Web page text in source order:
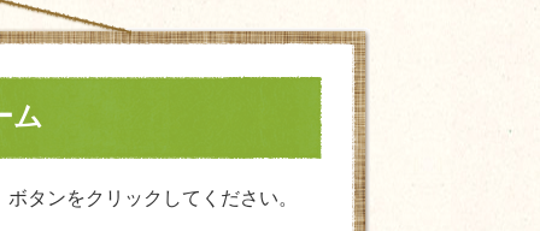
ム
タンをクリックしてください。